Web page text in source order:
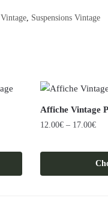
Suspensions Vintage
Affiche Vintage
12.00€ – 17.00€
a